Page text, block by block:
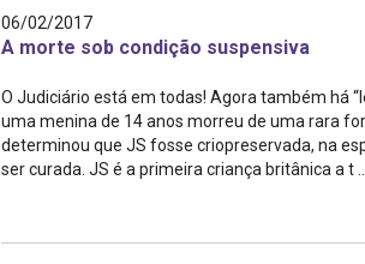
06/02/2017
A morte sob condição suspensiva
O Judiciário está em todas! Agora também há
uma menina de 14 anos morreu de uma rara
determinou que JS fosse criopreservada, na
ser curada. JS é a primeira criança britânica a t